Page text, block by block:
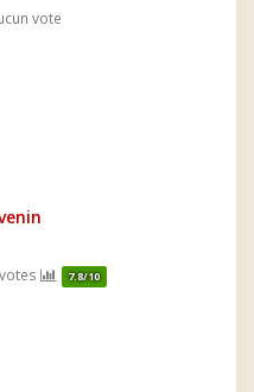
vote
7.8/10